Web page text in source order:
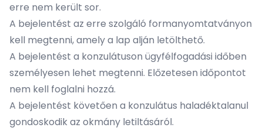
erre nem került sor.
A bejelentést az erre szolgáló formanyomtatványon
kell megtenni, amely a lap alján letölthető.
A bejelentést a konzulátuson ügyfélfogadási időben
személyesen lehet megtenni. Előzetesen időpontot
nem kell foglalni hozzá.
A bejelentést követően a konzulátus haladéktalanul
gondoskodik az okmány letiltásáról.